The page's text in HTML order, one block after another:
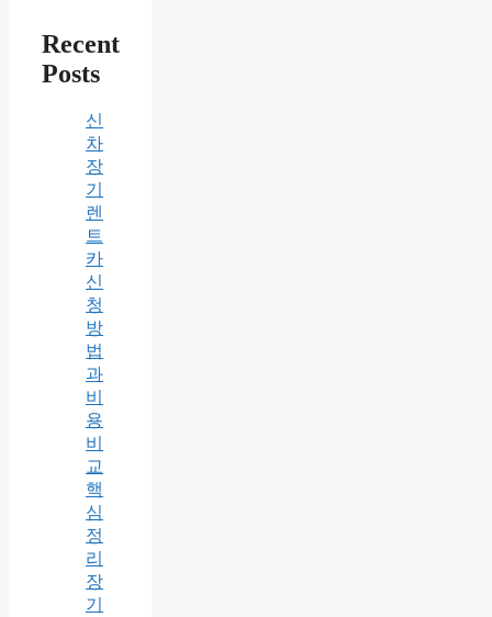
Recent
Posts
신
차
장
기
렌
트
카
신
청
방
법
과
비
용
비
교
핵
심
정
리
장
기